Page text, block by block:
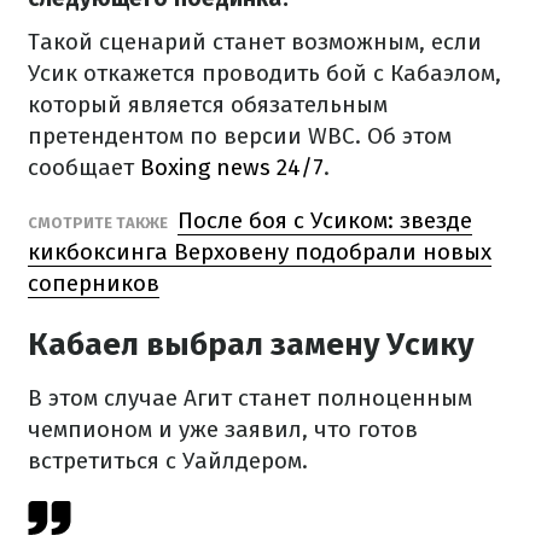
Такой сценарий станет возможным, если
Усик откажется проводить бой с Кабаэлом,
который является обязательным
претендентом по версии WBC. Об этом
сообщает Boxing news 24/7.
СМОТРИТЕ ТАКЖЕ
После боя с Усиком: звезде
кикбоксинга Верховену подобрали новых
соперников
Кабаел выбрал замену Усику
В этом случае Агит станет полноценным
чемпионом и уже заявил, что готов
встретиться с Уайлдером.